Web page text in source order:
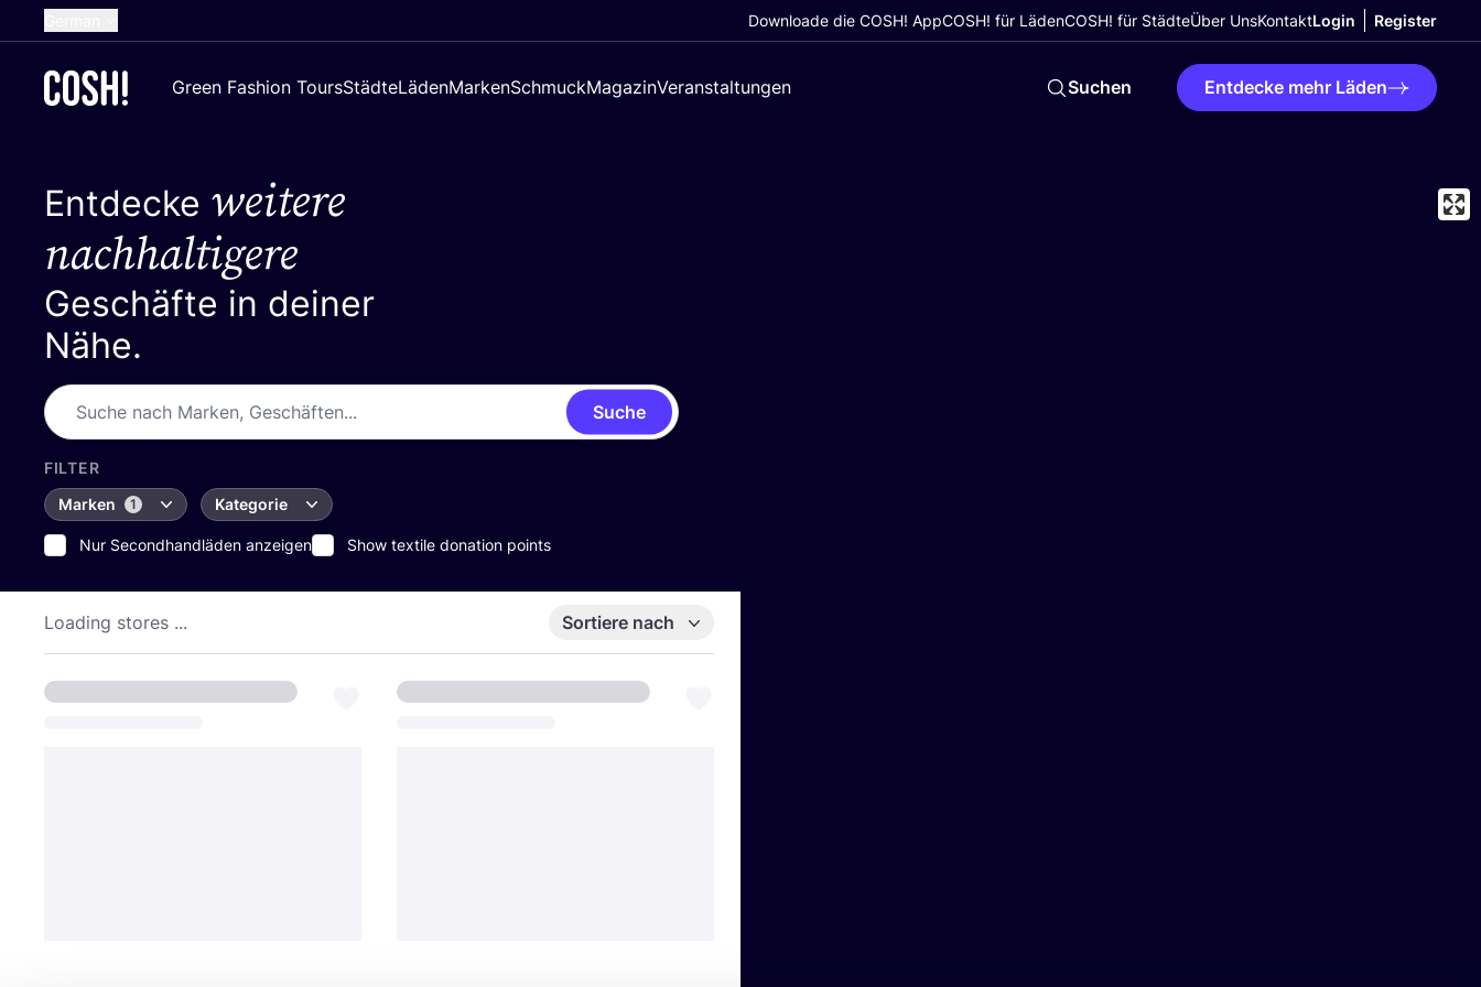
Dutch
Spanish
Downloade die COSH! AppCOSH! für LädenCOSH! für StädteÜber UnsKontaktLogin Register
Green Fashion ToursStädteLädenMarkenSchmuckMagazinVeranstaltungen Suchen Entdecke mehr Läden
Entdecke weitere
nachhaltigere
Geschäfte in deiner
Nähe.
Suche
FILTER
Marken
1 Kategorie
Nur Secondhandläden anzeigen Show textile donation points
Loading stores ... Sortiere nach